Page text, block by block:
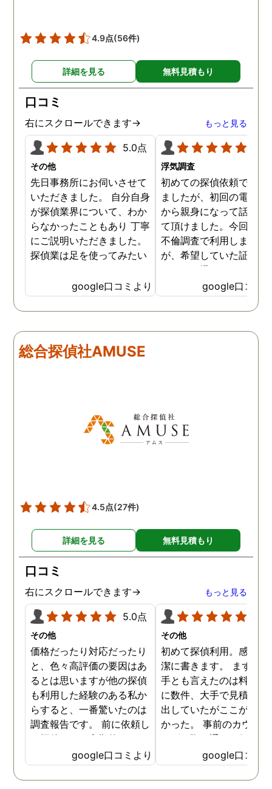
務所に関しても調べてく
ていて、周りの人たちの
かげで夫と離婚ができそ
4.9点(56件)
詳細を見る 無料見積もり
口コミ
右にスクロールできます→ もっと見る
5.0点
その他
先日事務所にお伺いさせて
いただきました。 自分自身
が探偵業界について、わか
らなかったこともあり 丁寧
にご説明いただきました。
探偵業は足を使ってみたい
SNSなどの知識も豊富で、
色んな視点から対応されて
います。 他の口コミにもあ
金が安く明確で親身になっ
て対応いただける探偵さん
google口コミより
浮気調査
初めての探偵依頼で緊張
ましたが、初回の電話相
から親身になって話を聞
て頂けました。今回、夫
不倫調査で利用しました
が、希望していた証拠を
っかりと撮ってもらうこ
が出来ました。調査中も
動きがある度に細かく報
してくださり、安心しま
読めない中、柔軟に対応
す。
google口コミ
総合探偵社AMUSE
4.5点(27件)
詳細を見る 無料見積もり
口コミ
右にスクロールできます→ もっと見る
5.0点
その他
価格だったり対応だったり
と、色々高評価の要因はあ
るとは思いますが他の探偵
も利用した経験のある私か
らすると、一番驚いたのは
調査報告です。 前に依頼し
た探偵では、定期的にまと
めて報告がくる為なかなか
実際の現状を把握するのが
難しかったですが、ここは
google口コミより
その他
初めて探偵利用。感想を
潔に書きます。 まず、
手とも言えたのは料金。
に数件、大手で見積もり
出していたがここが一番
かった。 事前のカウン
ングの際の通りの価格で
途中での追加料金なども
く安心してお任せできた
由のひとつ。 かと言っ
google口コミ